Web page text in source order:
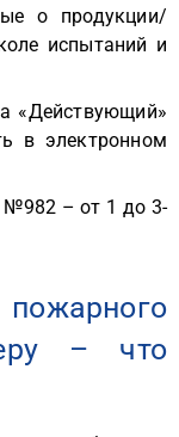
о продукции/
испытаний и
«Действующий»
в электронном
№982 – от 1 до 3-
– что